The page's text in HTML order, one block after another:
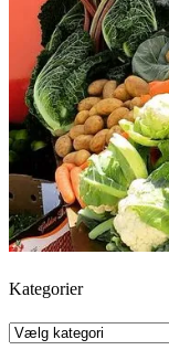
Kategorier
Kategorier